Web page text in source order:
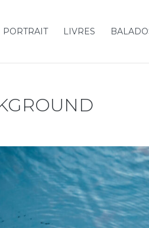
PORTRAIT LIVRES